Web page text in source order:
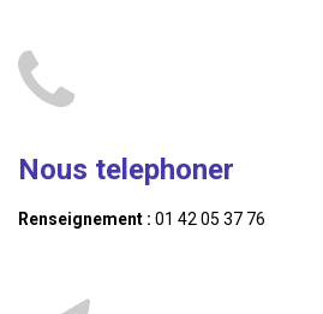
Nous telephoner
Renseignement : 01 42 05 37 76